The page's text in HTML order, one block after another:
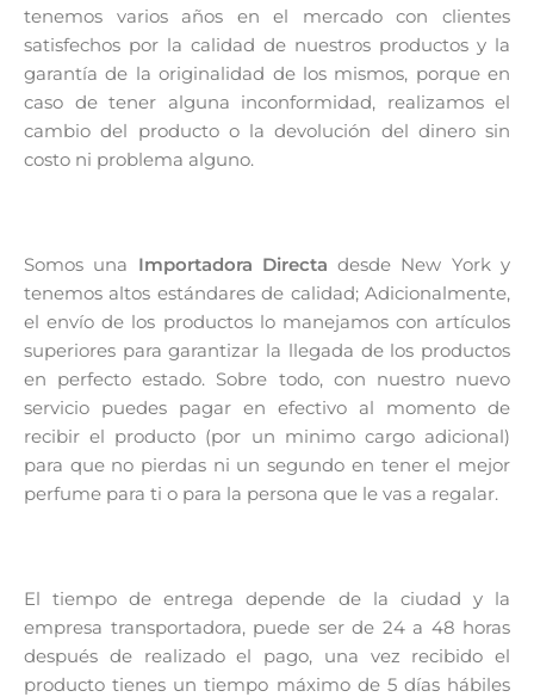
tenemos varios años en el mercado con clientes
satisfechos por la calidad de nuestros productos y la
garantía de la originalidad de los mismos, porque en
caso de tener alguna inconformidad, realizamos el
cambio del producto o la devolución del dinero sin
costo ni problema alguno.
Somos una Importadora Directa desde New York y
tenemos altos estándares de calidad; Adicionalmente,
el envío de los productos lo manejamos con artículos
superiores para garantizar la llegada de los productos
en perfecto estado. Sobre todo, con nuestro nuevo
servicio puedes pagar en efectivo al momento de
recibir el producto (por un minimo cargo adicional)
para que no pierdas ni un segundo en tener el mejor
perfume para ti o para la persona que le vas a regalar.
El tiempo de entrega depende de la ciudad y la
empresa transportadora, puede ser de 24 a 48 horas
después de realizado el pago, una vez recibido el
producto tienes un tiempo máximo de 5 días hábiles